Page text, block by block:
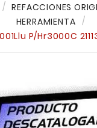
REFACCIONES
HERRAMIENTA
P/Hr3000C